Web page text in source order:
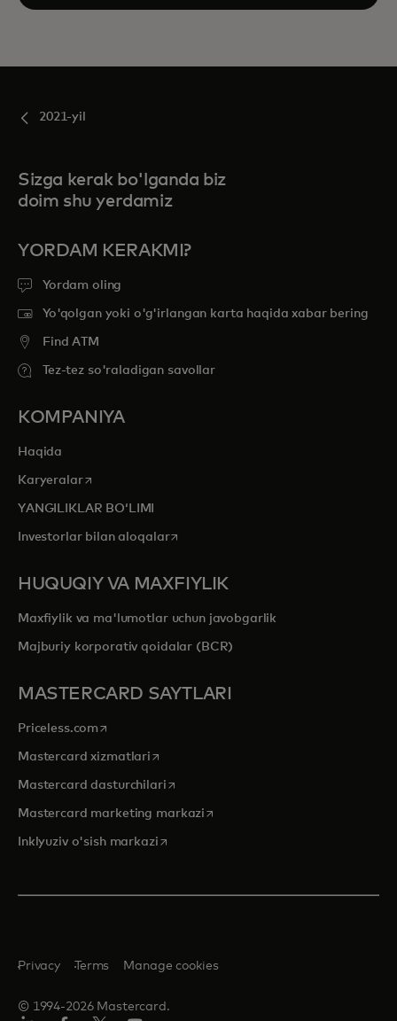
2021-yil
Sizga kerak bo'lganda biz
doim shu yerdamiz
YORDAM KERAKMI?
Yordam oling
Yo'qolgan yoki o'g'irlangan karta haqida xabar bering
Find ATM
Tez-tez so'raladigan savollar
KOMPANIYA
Haqida
Karyeralaropens in a new tab
YANGILIKLAR BOʻLIMI
Investorlar bilan aloqalaropens in a new tab
HUQUQIY VA MAXFIYLIK
Maxfiylik va ma'lumotlar uchun javobgarlik
Majburiy korporativ qoidalar (BCR)
MASTERCARD SAYTLARI
Priceless.com opens in a new tab
Mastercard xizmatlari opens in a new tab
Mastercard dasturchilariopens in a new tab
Mastercard marketing markazi opens in a new tab
Inklyuziv o'sish markaziopens in a new tab
© 1994-2026 Mastercard.
Privacy Terms Manage cookies